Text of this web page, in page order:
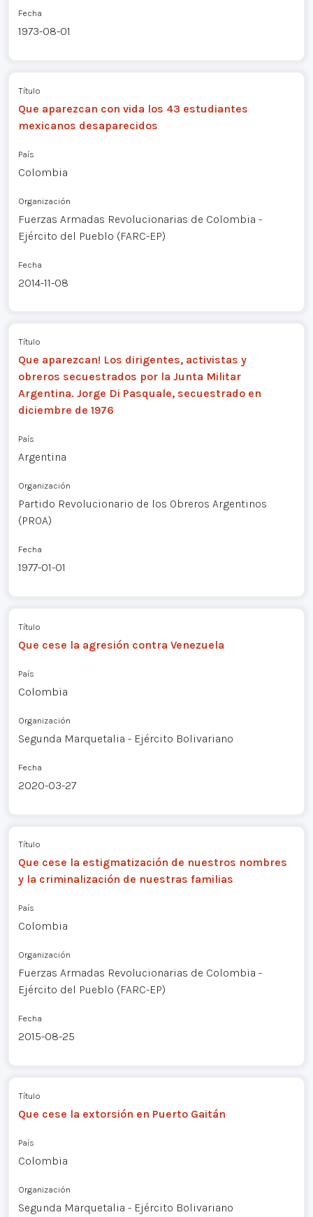
Fecha
1973-08-01
Título
Que aparezcan con vida los 43 estudiantes
mexicanos desaparecidos
País
Colombia
Organización
Fuerzas Armadas Revolucionarias de Colombia -
Ejército del Pueblo (FARC-EP)
Fecha
2014-11-08
Título
Que aparezcan! Los dirigentes, activistas y
obreros secuestrados por la Junta Militar
Argentina. Jorge Di Pasquale, secuestrado en
diciembre de 1976
País
Argentina
Organización
Partido Revolucionario de los Obreros Argentinos
(PROA)
Fecha
1977-01-01
Título
Que cese la agresión contra Venezuela
País
Colombia
Organización
Segunda Marquetalia - Ejército Bolivariano
Fecha
2020-03-27
Título
Que cese la estigmatización de nuestros nombres
y la criminalización de nuestras familias
País
Colombia
Organización
Fuerzas Armadas Revolucionarias de Colombia -
Ejército del Pueblo (FARC-EP)
Fecha
2015-08-25
Título
Que cese la extorsión en Puerto Gaitán
País
Colombia
Organización
Segunda Marquetalia - Ejército Bolivariano